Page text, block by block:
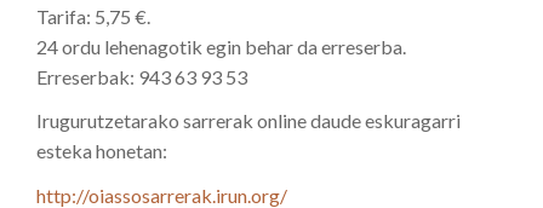
Tarifa: 5,75 €.
24 ordu lehenagotik egin behar da erreserba.
Erreserbak: 943 63 93 53
Irugurutzetarako sarrerak online daude eskuragarri
esteka honetan:
http://oiassosarrerak.irun.org/